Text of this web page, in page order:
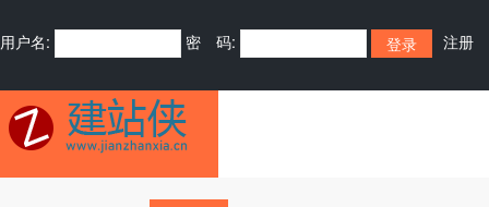
用户名: 密 码: 注册